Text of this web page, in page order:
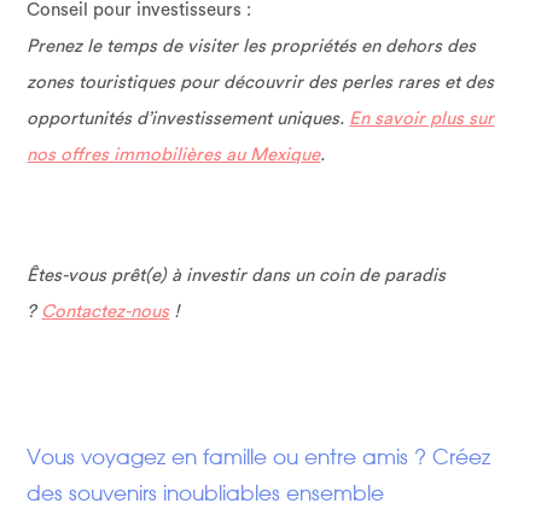
Conseil pour investisseurs :
Prenez le temps de visiter les propriétés en dehors des
zones touristiques pour découvrir des perles rares et des
opportunités d’investissement uniques. En savoir plus sur
nos offres immobilières au Mexique.
Êtes-vous prêt(e) à investir dans un coin de paradis
? Contactez-nous!
Vous voyagez en famille ou entre amis ? Créez
des souvenirs inoubliables ensemble